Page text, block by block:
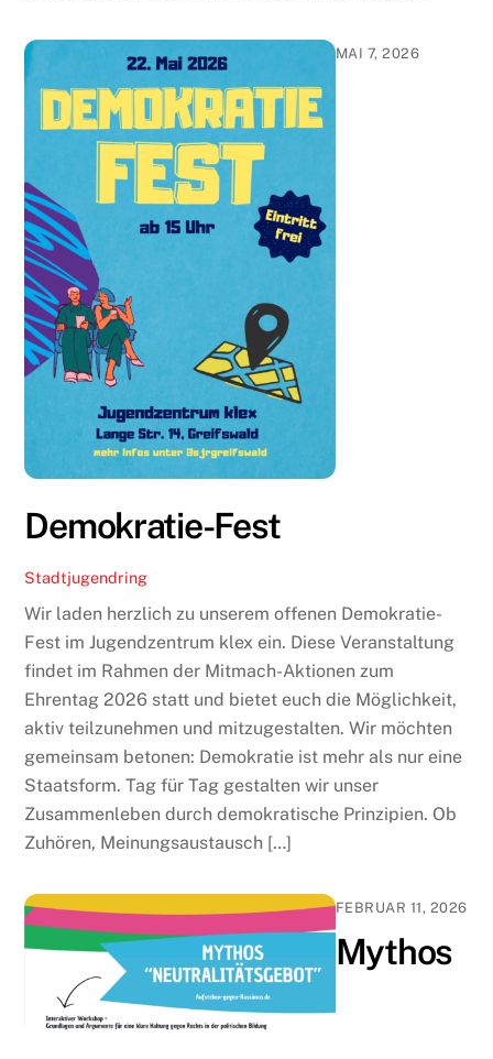
MAI 7, 2026
Demokratie-Fest
Stadtjugendring
Wir laden herzlich zu unserem offenen Demokratie-
Fest im Jugendzentrum klex ein. Diese Veranstaltung
findet im Rahmen der Mitmach-Aktionen zum
Ehrentag 2026 statt und bietet euch die Möglichkeit,
aktiv teilzunehmen und mitzugestalten. Wir möchten
gemeinsam betonen: Demokratie ist mehr als nur eine
Staatsform. Tag für Tag gestalten wir unser
Zusammenleben durch demokratische Prinzipien. Ob
Zuhören, Meinungsaustausch […]
FEBRUAR 11, 2026
Mythos